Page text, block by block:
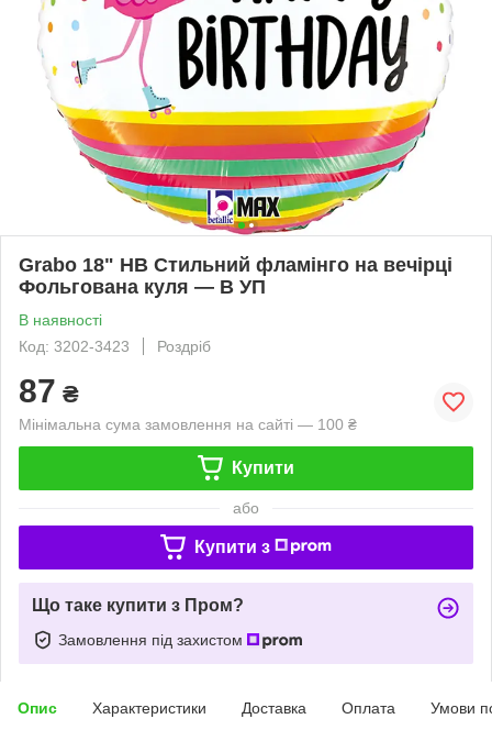
Grabo 18" НВ Стильний фламінго на вечірці
Фольгована куля — В УП
В наявності
Код: 3202-3423
Роздріб
87 ₴
Мінімальна сума замовлення на сайті — 100 ₴
Купити
або
Купити з
Що таке купити з Пром?
Замовлення під захистом
Опис Характеристики Доставка Оплата Умови